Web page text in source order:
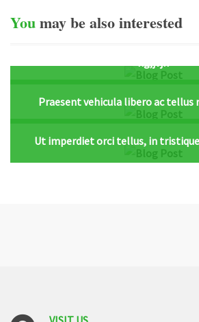
Youmaybealsointerested
hg,jvjh
Praesent vehicula libero ac tellus
Ut imperdiet orci tellus, in